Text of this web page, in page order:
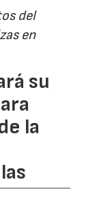
del
en
su
la